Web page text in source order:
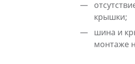
крышки;
шина и
монтаже